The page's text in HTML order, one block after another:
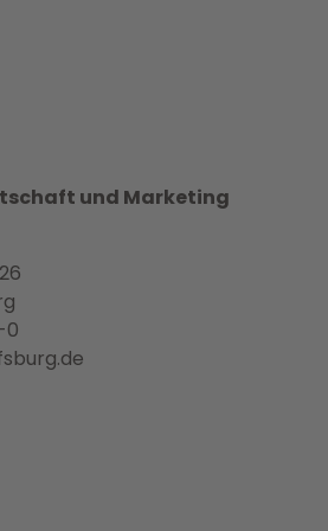
und Marketing
0